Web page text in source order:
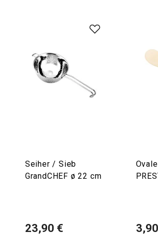
Seiher / Sieb
GrandCHEF ø 22 cm
23,90 €